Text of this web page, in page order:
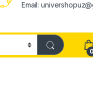
Email:
0